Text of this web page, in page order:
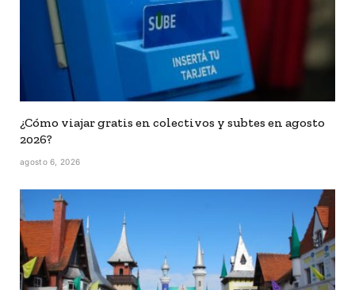
¿Cómo viajar gratis en colectivos y subtes en agosto
2026?
agosto 6, 2026